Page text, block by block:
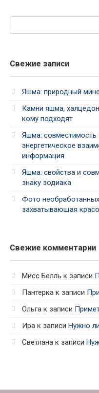
Поиск:
Свежие записи
Яшма: природный
Камни яшма,
кому подходят
Яшма: совместимость
энергетическое
информация
Яшма: свойства и
знаку зодиака
Фото
захватывающая
Свежие комментарии
Мисс Белль к записи
Пантерка к записи
Ольга к записи
Ира к записи Нужно
Светлана к записи